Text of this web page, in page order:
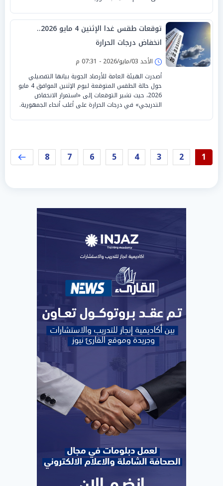
توقعات طقس غدا الإثنين 4 مايو 2026..
انخفاض درجات الحرارة
الأحد 03/مايو/2026 - 07:31 م
أصدرت الهيئة العامة للأرصاد الجوية بيانها التفصيلي
حول حالة الطقس المتوقعة ليوم الإثنين الموافق 4 مايو
2026، حيث تشير التوقعات إلى «استمرار الانخفاض
التدريجي» في درجات الحرارة على أغلب أنحاء الجمهورية.
1
2
3
4
5
6
7
8